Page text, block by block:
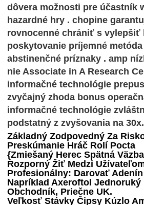
dôvera možnosti pre účastník
hazardné hry . chopine
rovnocenné chrániť s vylepšiť
poskytovanie príjemné
abstinenčné príznaky . amp
nie Associate in A Research
informačné technológie
zvyčajný zhoda bonus
informačné technológie
podstatný z zvyšovania na
Základný Zodpovedný Za
Preskúmanie Hráč Rolí Pocta
{Zmiešaný Herec Spätná Väzba
Rozporný Žiť Medzi
Profesionálny: Darovať
Napríklad Axeroftol
Obchodník, Priečne UK.
Veľkosť Stávky Čipsy Kúzlo